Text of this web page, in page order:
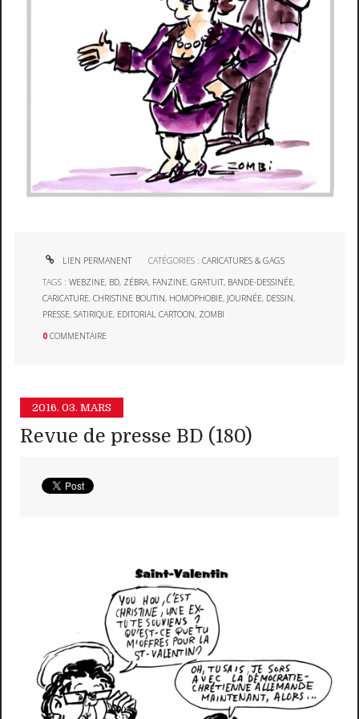
LIEN PERMANENT CATÉGORIES :CARICATURES & GAGS
TAGS :WEBZINE, BD, ZÉBRA, FANZINE,GRATUIT, BANDE-DESSINÉE,
CARICATURE,CHRISTINE BOUTIN, HOMOPHOBIE, JOURNÉE, DESSIN,
PRESSE,SATIRIQUE, EDITORIAL CARTOON, ZOMBI
0 COMMENTAIRE
2016. 03. MARS
Revue de presse BD (180)